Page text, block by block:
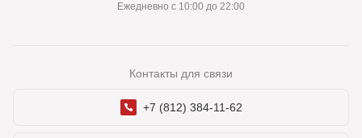
Ежедневно с 10:00 до 22:00
Контакты для связи
+7 (812) 384-11-62